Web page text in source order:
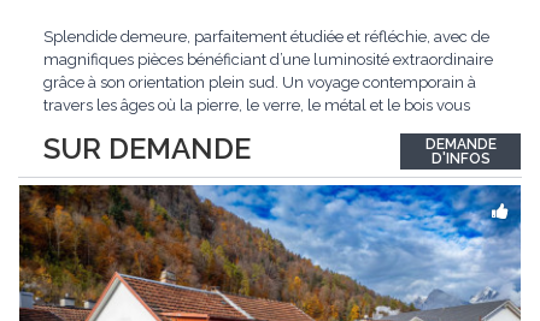
SUR DEMANDE
Splendide demeure, parfaitement étudiée et réfléchie, avec de
magnifiques pièces bénéficiant d’une luminosité extraordinaire
grâce à son orientation plein sud. Un voyage contemporain à
travers les âges où la pierre, le verre, le métal et le bois vous
de Grandson, entourée de nature et d’un verger de fruitiers, et...
DEMANDE
D'INFOS